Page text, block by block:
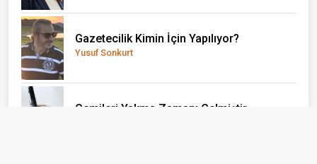
Gazetecilik Kimin İçin Yapılıyor?
Yusuf Sonkurt
Gemileri Yakma Zamanı Gelmiştir